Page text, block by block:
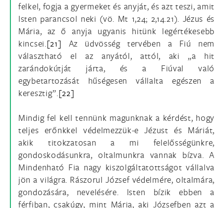
felkel, fogja a gyermeket és anyját, és azt teszi, amit
Isten parancsol neki (vö. Mt 1,24; 2,14.21). Jézus és
Mária, az ő anyja ugyanis hitünk legértékesebb
kincsei.[21] Az üdvösség tervében a Fiú nem
választható el az anyától, attól, aki „a hit
zarándokútját járta, és a Fiúval való
egybetartozását hűségesen vállalta egészen a
keresztig”.[22]
Mindig fel kell tennünk magunknak a kérdést, hogy
teljes erőnkkel védelmezzük-e Jézust és Máriát,
akik titokzatosan a mi felelősségünkre,
gondoskodásunkra, oltalmunkra vannak bízva. A
Mindenható Fia nagy kiszolgáltatottságot vállalva
jön a világra. Rászorul József védelmére, oltalmára,
gondozására, nevelésére. Isten bízik ebben a
férfiban, csakúgy, mint Mária, aki Józsefben azt a